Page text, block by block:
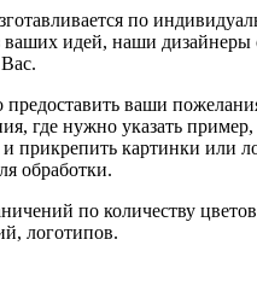
по
ваших идей, наши дизайнеры
предоставить ваши
где нужно указать пример,
и прикрепить картинки или
обработки.
по количеству
логотипов.